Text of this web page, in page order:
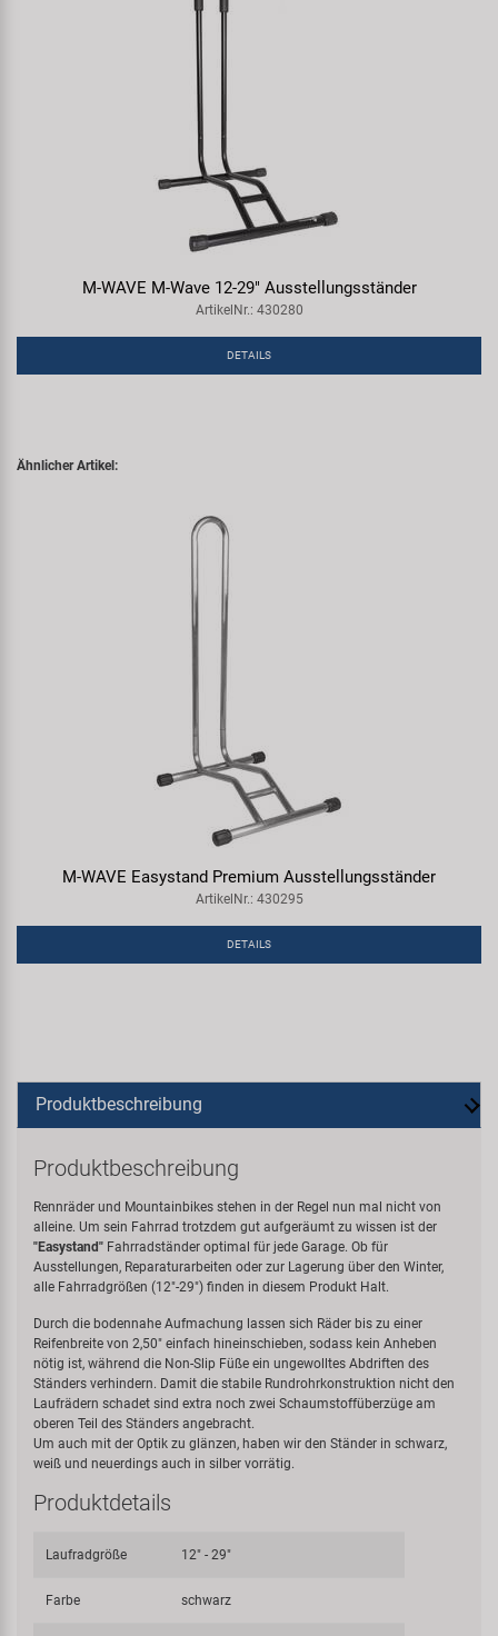
M-WAVE M-Wave 12-29" Ausstellungsständer
ArtikelNr.: 430280
DETAILS
Ähnlicher Artikel:
M-WAVE Easystand Premium Ausstellungsständer
ArtikelNr.: 430295
DETAILS
Produktbeschreibung
Produktbeschreibung
Rennräder und Mountainbikes stehen in der Regel nun mal nicht von
alleine. Um sein Fahrrad trotzdem gut aufgeräumt zu wissen ist der
"Easystand" Fahrradständer optimal für jede Garage. Ob für
Ausstellungen, Reparaturarbeiten oder zur Lagerung über den Winter,
alle Fahrradgrößen (12"-29") finden in diesem Produkt Halt.
Durch die bodennahe Aufmachung lassen sich Räder bis zu einer
Reifenbreite von 2,50" einfach hineinschieben, sodass kein Anheben
nötig ist, während die Non-Slip Füße ein ungewolltes Abdriften des
Ständers verhindern. Damit die stabile Rundrohrkonstruktion nicht den
Laufrädern schadet sind extra noch zwei Schaumstoffüberzüge am
oberen Teil des Ständers angebracht.
Um auch mit der Optik zu glänzen, haben wir den Ständer in schwarz,
weiß und neuerdings auch in silber vorrätig.
Produktdetails
Laufradgröße 12" - 29"
Farbe schwarz